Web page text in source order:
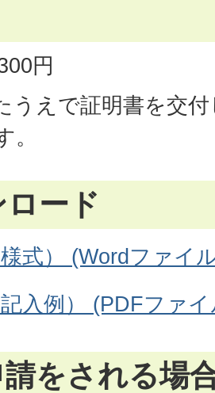
円
うえで証明書を交
。
ード
式） (Wordファイ
入例） (PDFファ
請をされる場